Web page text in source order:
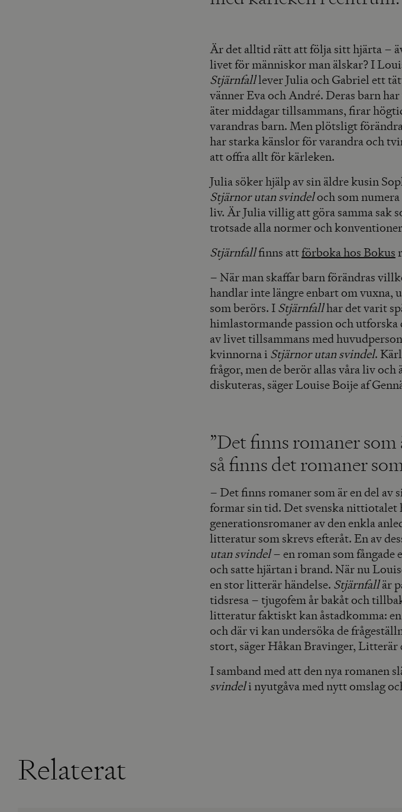
Är det alltid rätt att följa sitt hjärta –
livet för människor man älskar? I
Stjärnfalllever Julia och Gabriel ett
vänner Eva och André. Deras barn
äter middagar tillsammans, firar
varandras barn. Men plötsligt
har starka känslor för varandra och
att offra allt för kärleken.
Julia söker hjälp av sin äldre kusin
Stjärnor utan svindeloch som
liv. Är Julia villig att göra samma sak
trotsade alla normer och
Stjärnfallfinns attförboka hos Bokus
– När man skaffar barn förändras
handlar inte längre enbart om vuxna,
som berörs. I Stjärnfallhar det varit
himlastormande passion och utforska
av livet tillsammans med
kvinnorna i Stjärnor utan svindel.
frågor, men de berör allas våra liv och
diskuteras, säger Louise Boije af
”Det finns romaner
så finns det romaner
– Det finns romaner som är en del av
formar sin tid. Det svenska nittiotalet
generationsromaner av den enkla
litteratur som skrevs efteråt. En av
utan svindel– en roman som fångade
och satte hjärtan i brand. När nu
en stor litterär händelse. Stjärnfallär
tidsresa – tjugofem år bakåt och
litteratur faktiskt kan åstadkomma:
och där vi kan undersöka de
stort, säger Håkan Bravinger, Litterär
I samband med att den nya romanen
svindeli nyutgåva med nytt omslag
Relaterat